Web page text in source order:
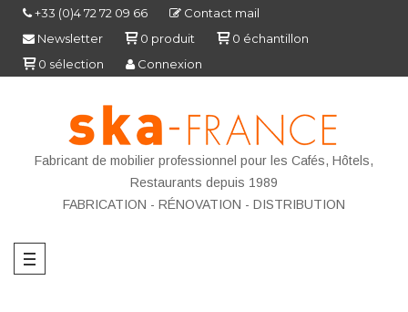
+33 (0)4 72 72 09 66
Contact mail
Newsletter
0 produit 0 échantillon
0 sélection Connexion
Fabricant de mobilier professionnel pour les Cafés, Hôtels,
Restaurants depuis 1989
FABRICATION - RÉNOVATION - DISTRIBUTION